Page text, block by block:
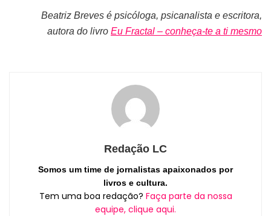
Beatriz Breves é psicóloga, psicanalista e escritora,
autora do livro Eu Fractal – conheça-te a ti mesmo
Redação LC
Somos um time de jornalistas apaixonados por
livros e cultura.
Tem uma boa redação? Faça parte da nossa
equipe, clique aqui.